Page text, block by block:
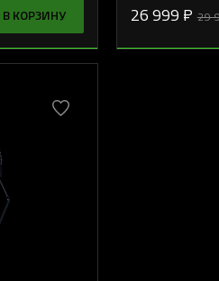
В КОРЗИНУ 26 999 ₽ 29